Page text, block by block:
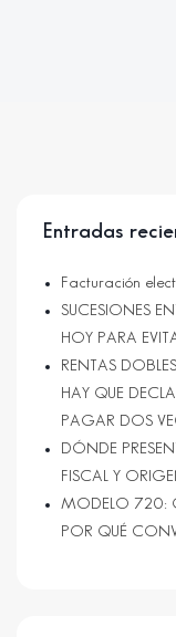
Entradas
Facturación
SUCESIONES
HOY PARA
RENTAS
HAY QUE
PAGAR DOS
DÓNDE
FISCAL Y
MODELO 720:
POR QUÉ